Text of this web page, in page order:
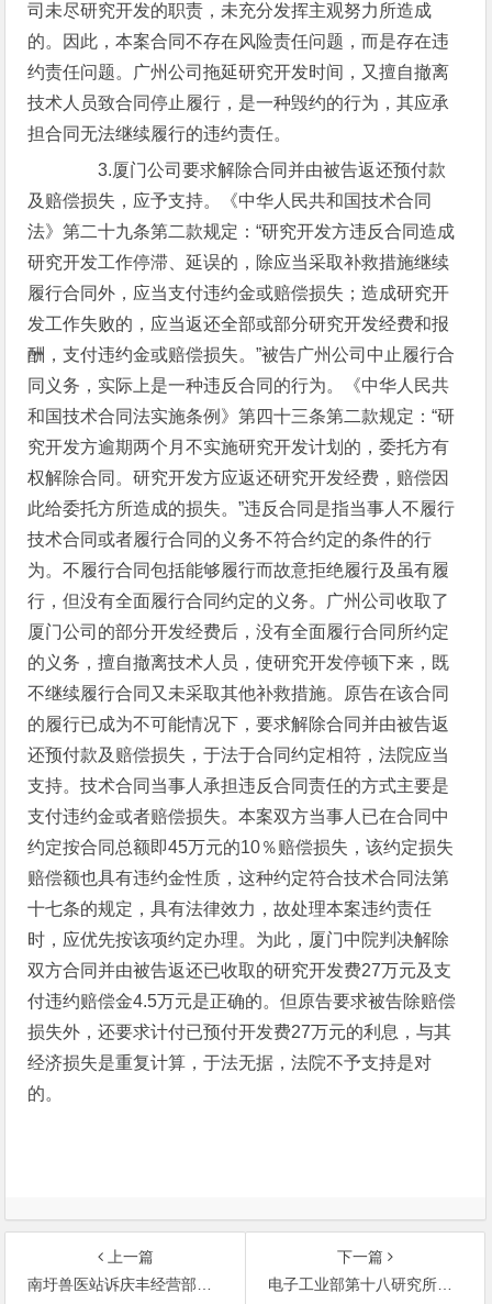
司未尽研究开发的职责，未充分发挥主观努力所造成
的。因此，本案合同不存在风险责任问题，而是存在违
约责任问题。广州公司拖延研究开发时间，又擅自撤离
技术人员致合同停止履行，是一种毁约的行为，其应承
担合同无法继续履行的违约责任。
3.厦门公司要求解除合同并由被告返还预付款
及赔偿损失，应予支持。《中华人民共和国技术合同
法》第二十九条第二款规定：“研究开发方违反合同造成
研究开发工作停滞、延误的，除应当采取补救措施继续
履行合同外，应当支付违约金或赔偿损失；造成研究开
发工作失败的，应当返还全部或部分研究开发经费和报
酬，支付违约金或赔偿损失。”被告广州公司中止履行合
同义务，实际上是一种违反合同的行为。《中华人民共
和国技术合同法实施条例》第四十三条第二款规定：“研
究开发方逾期两个月不实施研究开发计划的，委托方有
权解除合同。研究开发方应返还研究开发经费，赔偿因
此给委托方所造成的损失。”违反合同是指当事人不履行
技术合同或者履行合同的义务不符合约定的条件的行
为。不履行合同包括能够履行而故意拒绝履行及虽有履
行，但没有全面履行合同约定的义务。广州公司收取了
厦门公司的部分开发经费后，没有全面履行合同所约定
的义务，擅自撤离技术人员，使研究开发停顿下来，既
不继续履行合同又未采取其他补救措施。原告在该合同
的履行已成为不可能情况下，要求解除合同并由被告返
还预付款及赔偿损失，于法于合同约定相符，法院应当
支持。技术合同当事人承担违反合同责任的方式主要是
支付违约金或者赔偿损失。本案双方当事人已在合同中
约定按合同总额即45万元的10％赔偿损失，该约定损失
赔偿额也具有违约金性质，这种约定符合技术合同法第
十七条的规定，具有法律效力，故处理本案违约责任
时，应优先按该项约定办理。为此，厦门中院判决解除
双方合同并由被告返还已收取的研究开发费27万元及支
付违约赔偿金4.5万元是正确的。但原告要求被告除赔偿
损失外，还要求计付已预付开发费27万元的利息，与其
经济损失是重复计算，于法无据，法院不予支持是对
的。
上一篇
南圩兽医站诉庆丰经营部等假冒其名义张贴与其价格不符的价格广告不正当竞争侵权案
下一篇
电子工业部第十八研究所诉孙洗尘等以利诱手段获取其商业秘密使用不正当竞争侵权案